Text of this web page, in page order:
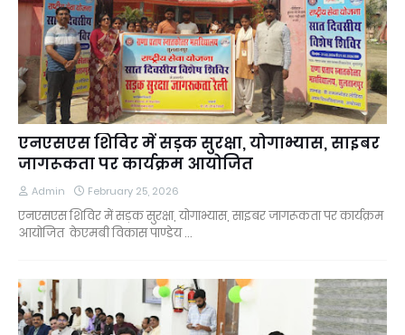
एनएसएस शिविर में सड़क सुरक्षा, योगाभ्यास, साइबर
जागरूकता पर कार्यक्रम आयोजित
Admin February 25, 2026
एनएसएस शिविर में सड़क सुरक्षा, योगाभ्यास, साइबर जागरूकता पर कार्यक्रम
आयोजित केएमबी विकास पाण्डेय …